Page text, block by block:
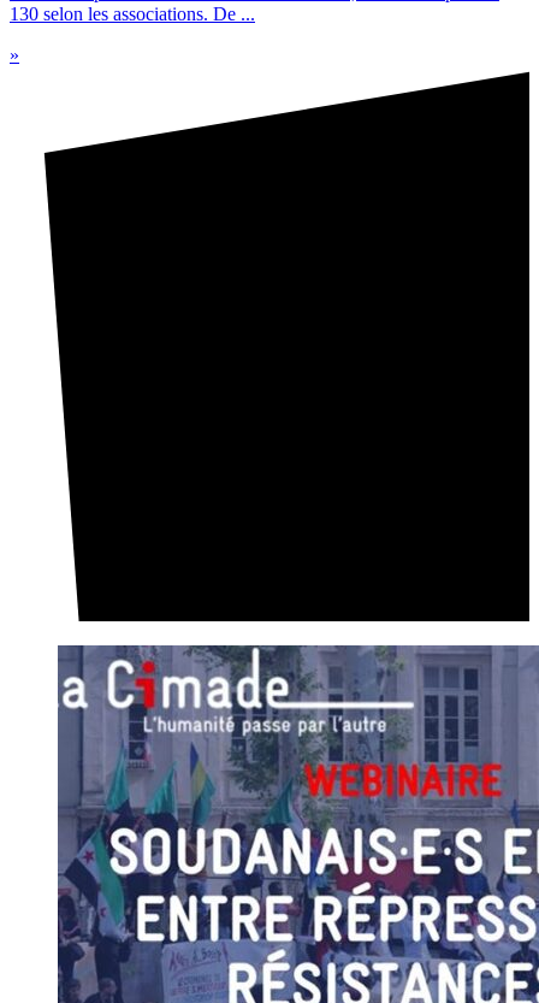
130 selon les associations. De ...
»